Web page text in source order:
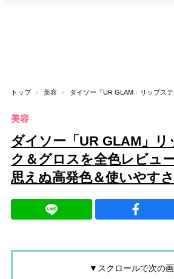
トップ 美容
美容
ダイソー「UR GLAM」リ
ク＆グロスを全色レビュ
思えぬ高発色＆使いやすさ
▼スクロールで次の